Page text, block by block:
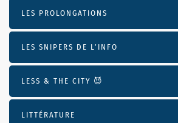
LES PROLONGATIONS
LES SNIPERS DE L’INFO
LESS & THE CITY 😈
LITTÉRATURE